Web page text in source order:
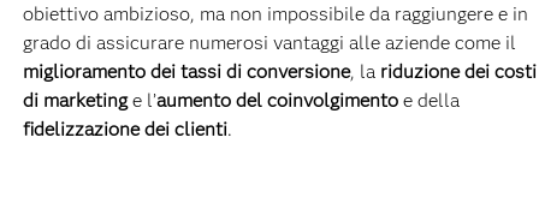
obiettivo ambizioso, ma non impossibile da raggiungere e in
grado di assicurare numerosi vantaggi alle aziende come il
miglioramento dei tassi di conversione, la riduzione dei costi
di marketinge l’aumento del coinvolgimentoe della
fidelizzazione dei clienti.